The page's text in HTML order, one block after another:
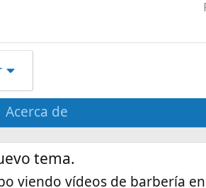
Acerca de
tema.
viendo vídeos de barbería